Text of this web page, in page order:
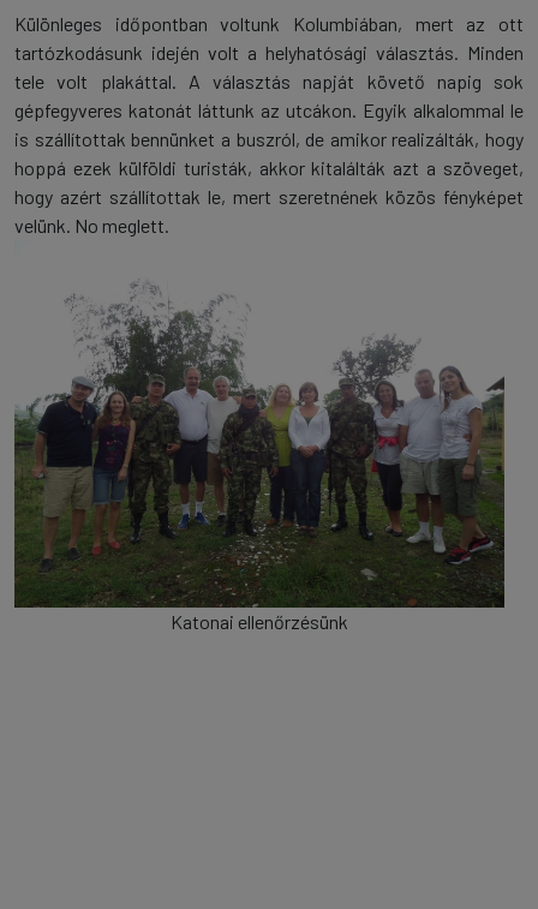
Különleges időpontban voltunk Kolumbiában, mert az ott
tartózkodásunk idején volt a helyhatósági választás. Minden
tele volt plakáttal. A választás napját követő napig sok
gépfegyveres katonát láttunk az utcákon. Egyik alkalommal le
is szállítottak bennünket a buszról, de amikor realizálták, hogy
hoppá ezek külföldi turisták, akkor kitalálták azt a szöveget,
hogy azért szállítottak le, mert szeretnének közös fényképet
velünk. No meglett.
Katonai ellenőrzésünk